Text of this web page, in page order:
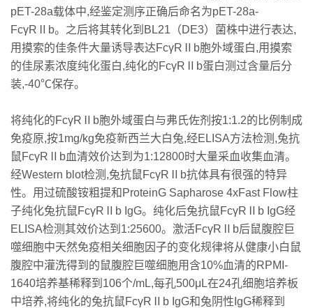
pET-28a载体中,经鉴定测序正确后命名为pET-28a-
FcγRⅡb。之后将其转化到BL21（DE3）菌株中进行表达,
用摸索的佳条件大量诱导表达FcγRⅡb胞外域蛋白,用摸索
的佳尿素浓度纯化蛋白,纯化的FcγRⅡb蛋白测过含量后分
装,-40℃保存。
将纯化的FcγRⅡb胞外域蛋白与弗氏佐剂按1:1.2的比例制成
免疫原,按1mg/kg免疫新西兰大白兔,经ELISA方法检测,兔抗
鼠FcγRⅡb血清效价达到为1:12800时大量采血收集血清。
经Western blot检测,兔抗鼠FcγRⅡb抗体具有很强的特异
性。用过硫酸铵粗提和ProteinG Sapharose 4xFast Flow柱
子纯化兔抗鼠FcγRⅡb IgG。纯化后兔抗鼠FcγRⅡb IgG经
ELISA检测其效价达到1:25600。激活FcγRⅡb后鼠腹腔巨
噬细胞中天然免疫相关细胞因子的变化规律将从健康小白鼠
腹腔中灌洗得到的鼠腹腔巨噬细胞用含10%血清的RPMI-
1640培养基稀释到106个/mL,每孔500μL在24孔细胞培养板
中培养,将纯化的兔抗鼠FcγRⅡb IgG和兔阴性IgG稀释到